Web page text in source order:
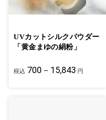
UVカットシルクパウダー
「黄金まゆの絹粉」
税込 700－15,843 円